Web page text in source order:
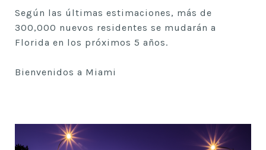
Según las últimas estimaciones, más de
300,000 nuevos residentes se mudarán a
Florida en los próximos 5 años.
Bienvenidos a Miami